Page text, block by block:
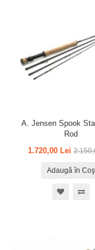
A. Jensen Spook
Rod
1.720,00 Lei
Adaugă în Coş